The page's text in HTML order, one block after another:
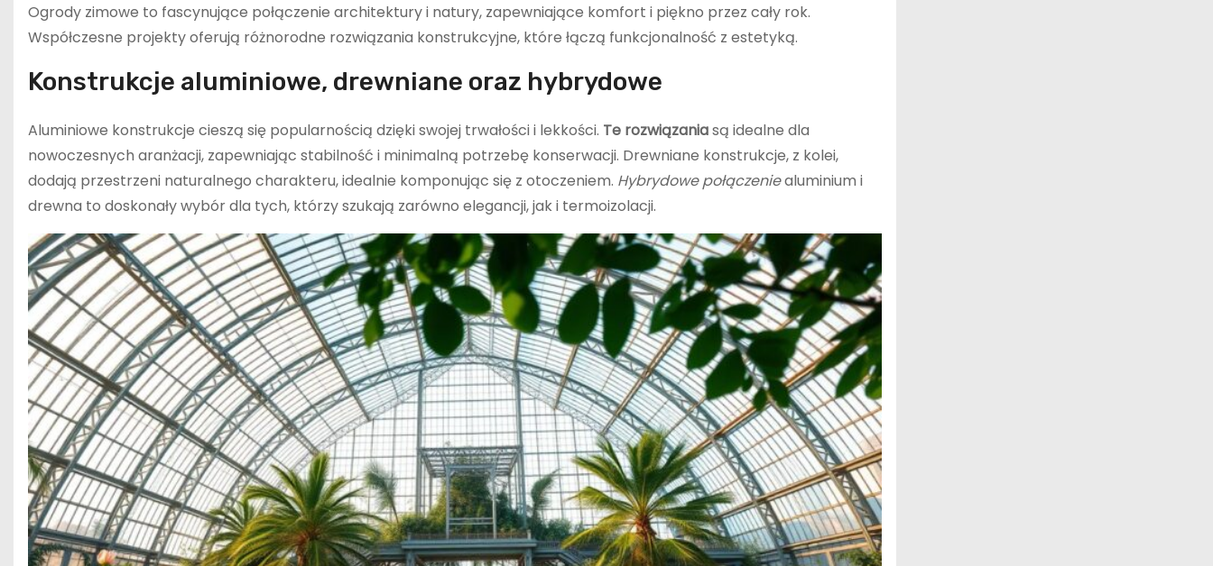
Ogrody zimowe to fascynujące połączenie architektury i natury, zapewniające komfort i piękno przez cały rok.
Współczesne projekty oferują różnorodne rozwiązania konstrukcyjne, które łączą funkcjonalność z estetyką.
Konstrukcje aluminiowe, drewniane oraz hybrydowe
Aluminiowe konstrukcje cieszą się popularnością dzięki swojej trwałości i lekkości. Te rozwiązaniasą idealne dla
nowoczesnych aranżacji, zapewniając stabilność i minimalną potrzebę konserwacji. Drewniane konstrukcje, z kolei,
dodają przestrzeni naturalnego charakteru, idealnie komponując się z otoczeniem. Hybrydowe połączeniealuminium i
drewna to doskonały wybór dla tych, którzy szukają zarówno elegancji, jak i termoizolacji.